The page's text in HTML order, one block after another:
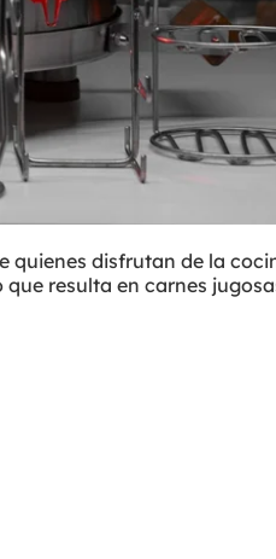
disfrutan de la
resulta en carnes